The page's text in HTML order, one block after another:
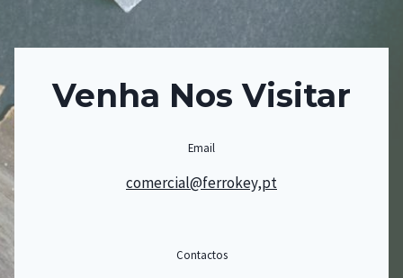
Venha Nos Visitar
Email
comercial@ferrokey,pt
Contactos